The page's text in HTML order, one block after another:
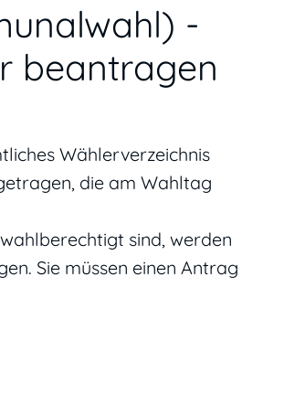
-
beantragen
Wählerverzeichnis
die am Wahltag
sind, werden
Sie müssen einen Antrag